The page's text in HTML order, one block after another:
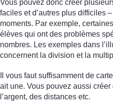
Vous pouvez donc créer
faciles et d’autres plus difficiles
moments. Par exemple,
élèves qui ont des problèmes
nombres. Les exemples dans
concernent la division et la
Il vous faut suffisamment de
ait une. Vous pouvez aussi
l’argent, des distances etc.